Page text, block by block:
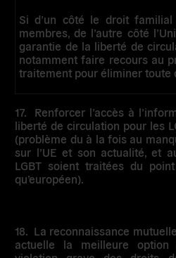
Si d’un côté le droit
membres, de l’autre côté
garantie de la liberté de
notamment faire recours au
traitement pour éliminer toute
17. Renforcer l’accès à
liberté de circulation pour les
(problème du à la fois au
sur l’UE et son actualité, et
LGBT soient traitées du
qu’européen).
18. La reconnaissance
actuelle la meilleure option